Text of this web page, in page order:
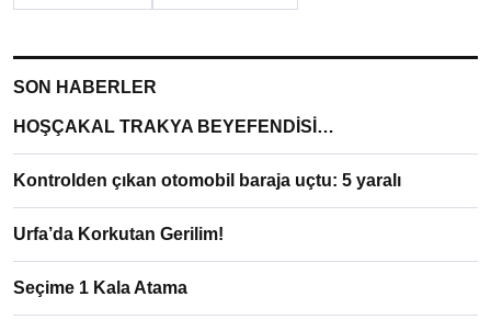
SON HABERLER
HOŞÇAKAL TRAKYA BEYEFENDİSİ…
Kontrolden çıkan otomobil baraja uçtu: 5 yaralı
Urfa’da Korkutan Gerilim!
Seçime 1 Kala Atama